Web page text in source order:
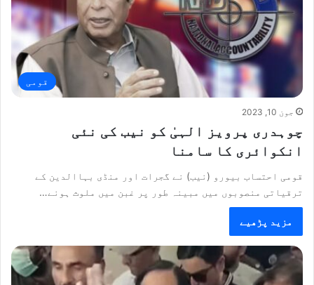
قومی
جون 10, 2023
چوہدری پرویز الہیٰ کو نیب کی نئی
انکوائری کا سامنا
قومی احتساب بیورو (نیب) نے گجرات اور منڈی بہاالدین کے
ترقیاتی منصوبوں میں مبینہ طور پر غبن میں ملوث ہونے…
مزید پڑھیے